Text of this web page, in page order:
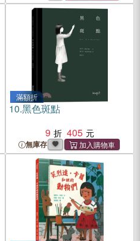
滿額折
10.黑色斑點
9
405
無庫存